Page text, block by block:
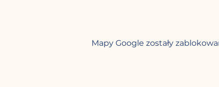
Mapy Google zostały